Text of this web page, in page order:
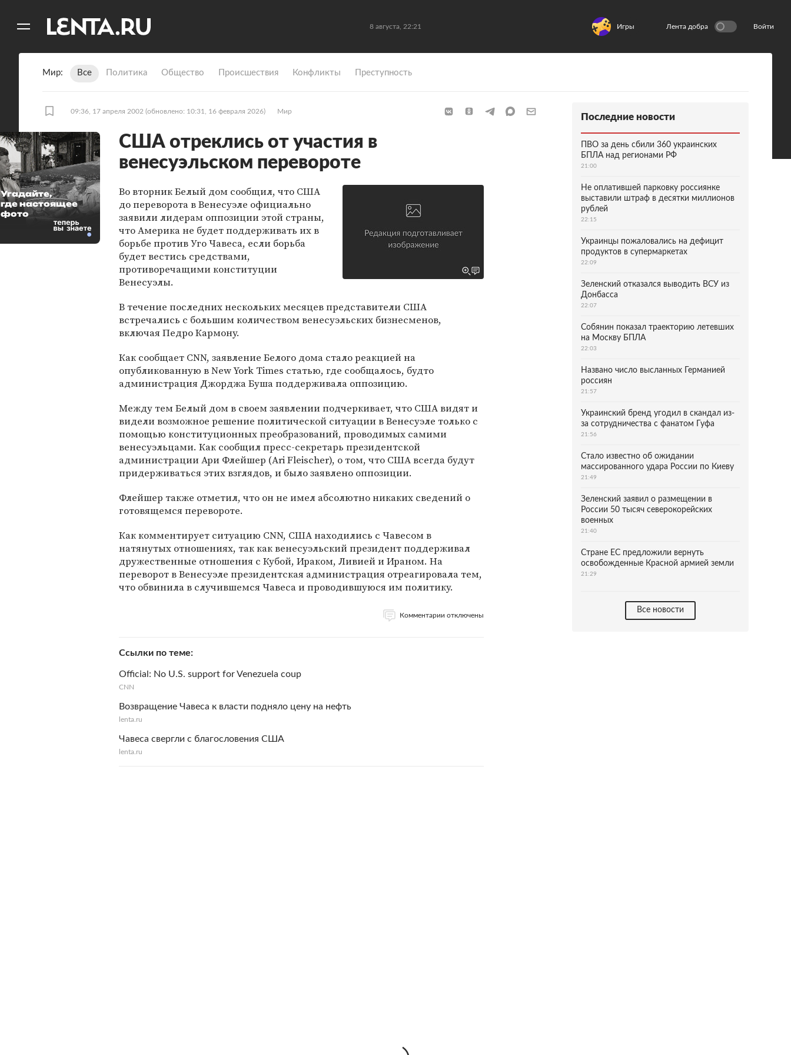
8 августа, 22:21 Игры Лента добра Войти
Мир Все Политика Общество Происшествия Конфликты Преступность
09:36, 17 апреля 2002 (обновлено: 10:31, 16 февраля 2026) Мир
США отреклись от участия в
венесуэльском перевороте
Во вторник Белый дом сообщил, что США
до переворота в Венесуэле официально
заявили лидерам оппозиции этой страны,
что Америка не будет поддерживать их в
борьбе против Уго Чавеса, если борьба
будет вестись средствами,
противоречащими конституции
Венесуэлы.
В течение последних нескольких месяцев представители США
встречались с большим количеством венесуэльских бизнесменов,
включая Педро Кармону.
Как сообщает CNN, заявление Белого дома стало реакцией на
опубликованную в New York Times статью, где сообщалось, будто
администрация Джорджа Буша поддерживала оппозицию.
Между тем Белый дом в своем заявлении подчеркивает, что США видят и
видели возможное решение политической ситуации в Венесуэле только с
помощью конституционных преобразований, проводимых самими
венесуэльцами. Как сообщил пресс-секретарь президентской
администрации Ари Флейшер (Ari Fleischer), о том, что США всегда будут
придерживаться этих взглядов, и было заявлено оппозиции.
Флейшер также отметил, что он не имел абсолютно никаких сведений о
готовящемся перевороте.
Как комментирует ситуацию CNN, США находились с Чавесом в
натянутых отношениях, так как венесуэльский президент поддерживал
дружественные отношения с Кубой, Ираком, Ливией и Ираном. На
переворот в Венесуэле президентская администрация отреагировала тем,
что обвинила в случившемся Чавеса и проводившуюся им политику.
Комментарии отключены
Ссылки по теме
Official: No U.S. support for Venezuela coup
CNN
Возвращение Чавеса к власти подняло цену на нефть
lenta.ru
Чавеса свергли с благословения США
lenta.ru
Угадайте,
где настоящее
фото
Последние новости
ПВО за день сбили 360 украинских
БПЛА над регионами РФ
21:00
Не оплатившей парковку россиянке
выставили штраф в десятки миллионов
рублей
22:15
Украинцы пожаловались на дефицит
продуктов в супермаркетах
22:09
Зеленский отказался выводить ВСУ из
Донбасса
22:07
Собянин показал траекторию летевших
на Москву БПЛА
22:03
Названо число высланных Германией
россиян
21:57
Украинский бренд угодил в скандал из-
за сотрудничества с фанатом Гуфа
21:56
Стало известно об ожидании
массированного удара России по Киеву
21:49
Зеленский заявил о размещении в
России 50 тысяч северокорейских
военных
21:40
Стране ЕС предложили вернуть
освобожденные Красной армией земли
21:29
Все новости